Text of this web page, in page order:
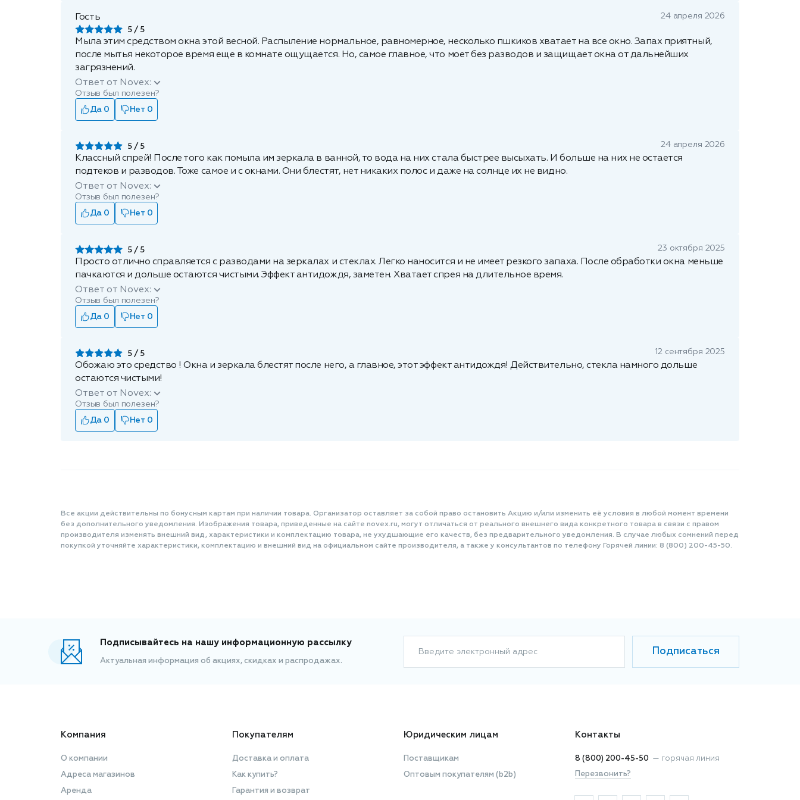
Гость
5
24 апреля 2026
Мыла этим средством окна этой весной. Распыление нормальное, равномерное, несколько пшкиков хватает на все окно. Запах приятный,
после мытья некоторое время еще в комнате ощущается. Но, самое главное, что моет без разводов и защищает окна от дальнейших
загрязнений.
Ответ от Novex:
Отзыв был полезен?
Да 0
Нет 0
5 24 апреля 2026
Классный спрей! После того как помыла им зеркала в ванной, то вода на них стала быстрее высыхать. И больше на них не остается
подтеков и разводов. Тоже самое и с окнами. Они блестят, нет никаких полос и даже на солнце их не видно.
Ответ от Novex:
Отзыв был полезен?
Да 0
Нет 0
5 23 октября 2025
Просто отлично справляется с разводами на зеркалах и стеклах. Легко наносится и не имеет резкого запаха. После обработки окна меньше
пачкаются и дольше остаются чистыми. Эффект антидождя, заметен. Хватает спрея на длительное время.
Ответ от Novex:
Отзыв был полезен?
Да 0
Нет 0
5 12 сентября 2025
Обожаю это средство ! Окна и зеркала блестят после него, а главное, этот эффект антидождя! Действительно, стекла намного дольше
остаются чистыми!
Ответ от Novex:
Отзыв был полезен?
Да 0
Нет 0
Все акции действительны по бонусным картам при наличии товара. Организатор оставляет за собой право остановить Акцию и/или изменить её условия в любой момент времени
без дополнительного уведомления. Изображения товара, приведенные на сайте novex.ru, могут отличаться от реального внешнего вида конкретного товара в связи с правом
производителя изменять внешний вид, характеристики и комплектацию товара, не ухудшающие его качеств, без предварительного уведомления. В случае любых сомнений перед
покупкой уточняйте характеристики, комплектацию и внешний вид на официальном сайте производителя, а также у консультантов по телефону Горячей линии: 8 (800) 200-45-50.
Подписывайтесь на нашу информационную рассылку
Актуальная информация об акциях, скидках и распродажах.
Введите электронный адрес Подписаться
Компания
О компании
Адреса магазинов
Аренда
Покупателям
Доставка и оплата
Как купить?
Гарантия и возврат
Юридическим лицам
Поставщикам
Оптовым покупателям (b2b)
Контакты
8 (800) 200-45-50 — горячая линия
Перезвонить?